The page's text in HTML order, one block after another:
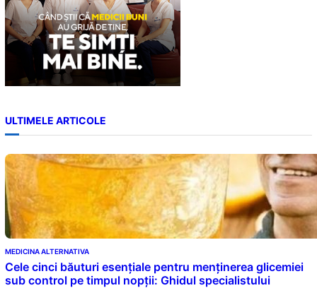
ULTIMELE ARTICOLE
MEDICINA ALTERNATIVA
Cele cinci băuturi esențiale pentru menținerea glicemiei
sub control pe timpul nopții: Ghidul specialistului